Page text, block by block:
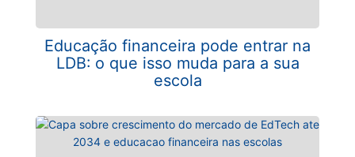
Educação financeira pode entrar na
LDB: o que isso muda para a sua
escola